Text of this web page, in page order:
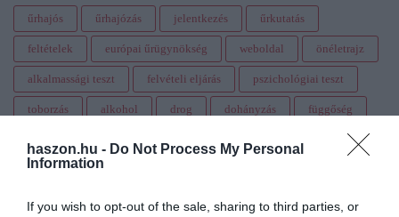
haszon.hu - Do Not Process My Personal
Information
If you wish to opt-out of the sale, sharing to third parties, or
űrhajós űrhajózás jelentkezés űrkutatás
feltételek európai űrügynökség weboldal önéletrajz
alkalmassági teszt felvételi eljárás pszichológiai teszt
toborzás alkohol drog dohányzás függőség
mesterfokozatú diploma
elszántság stressztűrő képesség súlytalanság